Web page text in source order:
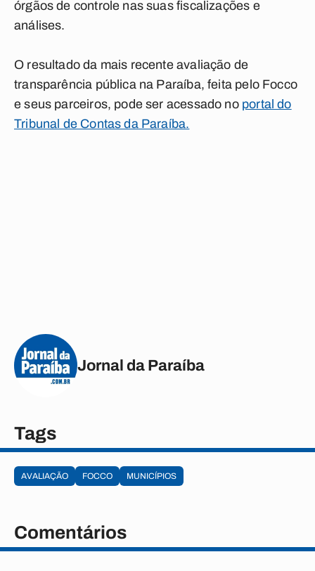
órgãos de controle nas suas fiscalizações e
análises.
O resultado da mais recente avaliação de
transparência pública na Paraíba, feita pelo Focco
e seus parceiros, pode ser acessado no portal do
Tribunal de Contas da Paraíba.
Jornal da Paraíba
Tags
AVALIAÇÃO FOCCO MUNICÍPIOS
Comentários